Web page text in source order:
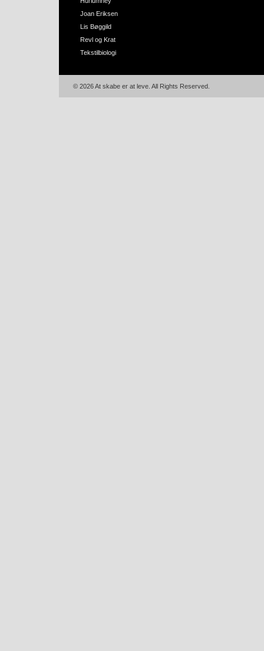
Joan Eriksen
Lis Bøggild
Revl og Krat
Tekstilbiologi
© 2026 At skabe er at leve. All Rights Reserved.